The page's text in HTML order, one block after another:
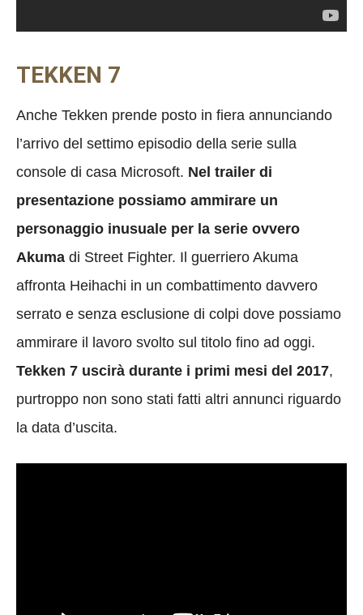
TEKKEN 7
Anche Tekken prende posto in fiera annunciando
l’arrivo del settimo episodio della serie sulla
console di casa Microsoft. Nel trailer di
presentazione possiamo ammirare un
personaggio inusuale per la serie ovvero
Akuma di Street Fighter. Il guerriero Akuma
affronta Heihachi in un combattimento davvero
serrato e senza esclusione di colpi dove possiamo
ammirare il lavoro svolto sul titolo fino ad oggi.
Tekken 7 uscirà durante i primi mesi del 2017,
purtroppo non sono stati fatti altri annunci riguardo
la data d’uscita.